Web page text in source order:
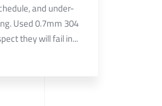
and under-
Used 0.7mm 304
they will fail in...